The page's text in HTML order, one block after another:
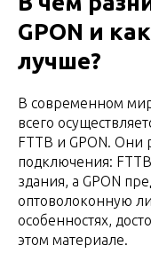
GPON и
лучше?
В современном
всего
FTTB и GPON. Они
подключения:
здания, а GPON
оптоволоконную
особенностях,
этом материале.